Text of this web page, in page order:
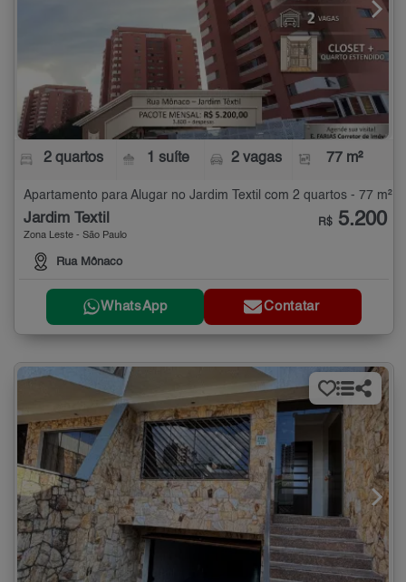
2 quartos 1 suíte 2 vagas 77 m²
Apartamento para Alugar no Jardim Textil com 2 quartos - 77 m²
Jardim Textil
Zona Leste - São Paulo
Rua Mônaco
R$ 5.200
WhatsApp Contatar